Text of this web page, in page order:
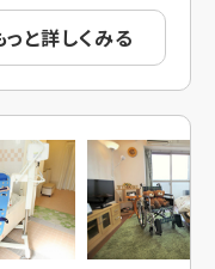
っと詳しくみる